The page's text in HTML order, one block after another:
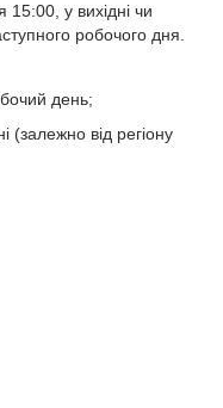
15:00, у вихідні чи
робочого дня.
день;
(залежно від регіону